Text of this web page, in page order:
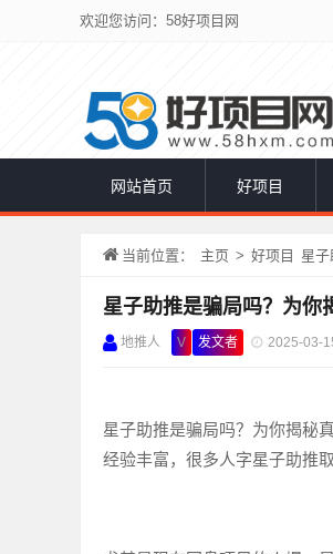
欢迎您访问：58好项目网
网站首页 好项目
当前位置： 主页 > 好项目 星
星子助推是骗局吗？为你
地推人 V 发文者 2025-03-
星子助推是骗局吗？为你揭秘
经验丰富，很多人字星子助推